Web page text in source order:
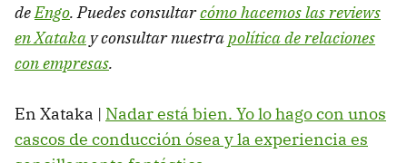
deEngo. Puedes consultarcómo hacemos las reviews
en Xataka y consultar nuestrapolítica de relaciones
con empresas.
En Xataka | Nadar está bien. Yo lo hago con unos
cascos de conducción ósea y la experiencia es